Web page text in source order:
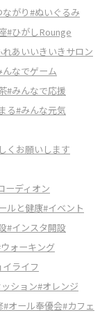
がり#ぬいぐるみ
#ひがしRounge
れあいいきいきサロン
んなでゲーム
#みんなで応援
る#みんな元気
くお願いします
ーディオン
ルと健康#イベント
#インスタ開設
ォーキング
ライフ
ション#オレンジ
#オール奉優会#カフェ